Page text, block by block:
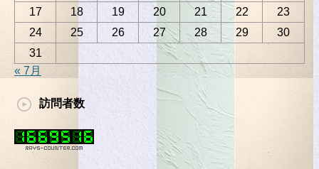
17
18 19 20 21 22
23
24
25 26 27 28 29
30
31
« 7月
訪問者数